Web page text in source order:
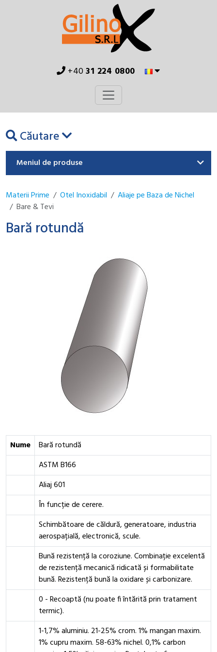
+4031 224 0800
Căutare
Meniul de produse
Materii Prime Otel Inoxidabil
Aliaje pe Baza de Nichel
Bare & Tevi
Bară rotundă
Nume
Bară rotundă
ASTM B166
Aliaj 601
În funcție de cerere.
Schimbătoare de căldură, generatoare, industria
aerospațială, electronică, scule.
Bună rezistență la coroziune. Combinație excelentă
de rezistență mecanică ridicată și formabilitate
bună. Rezistență bună la oxidare și carbonizare.
0 - Recoaptă (nu poate fi întărită prin tratament
termic).
1-1,7% aluminiu. 21-25% crom. 1% mangan maxim.
1% cupru maxim. 58-63% nichel. 0,1% carbon